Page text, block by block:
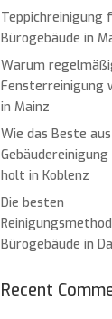
Teppichreinigung
Bürogebäude in
Warum
Fensterreinigung
in Mainz
Wie das Beste
Gebäudereinigung
holt in Koblenz
Die besten
Bürogebäude in
Recent